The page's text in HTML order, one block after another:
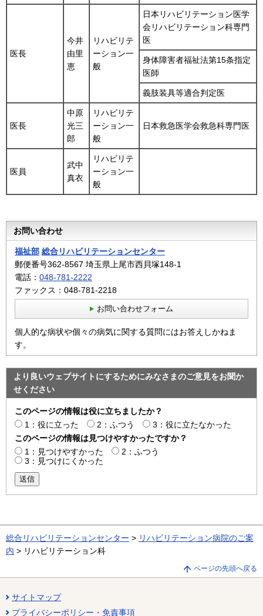
医長
今井
由里
恵
リハビリテ
ーション一
般
日本リハビリテーション医学
会リハビリテーション科専門
医
身体障害者福祉法第15条指定
医師
義肢装具等適合判定医
医長
中原
光三
郎
リハビリテ
ーション一
般
日本救急医学会救急科専門医
医員
武中
真衣
リハビリテ
ーション一
般
お問い合わせ
福祉部 総合リハビリテーションセンター
郵便番号362-8567 埼玉県上尾市西貝塚148-1
電話： 048-781-2222
ファックス：048-781-2218
お問い合わせフォーム
個人的な病状や個々の病気に関する質問にはお答えしかねま
す。
より良いウェブサイトにするためにみなさまのご意見をお聞か
せください
このページの情報は役に立ちましたか？
1：役に立った
2：ふつう
3：役に立たなかった
このページの情報は見つけやすかったですか？
1：見つけやすかった
2：ふつう
3：見つけにくかった
送信
総合リハビリテーションセンター > リハビリテーション病院のご案
内 > リハビリテーション科
ページの先頭へ戻る
サイトマップ
プライバシーポリシー・免責事項